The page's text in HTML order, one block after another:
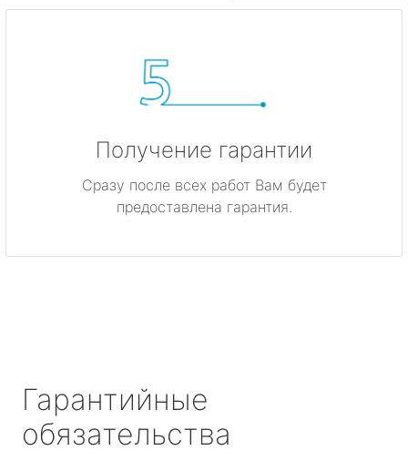
Получение гарантии
Сразу после всех работ Вам будет
предоставлена гарантия.
Гарантийные
обязательства